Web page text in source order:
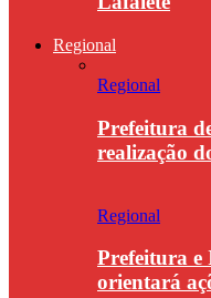
Regional
Regional
Prefeitura
realização
Regional
Prefeitura e
orientará